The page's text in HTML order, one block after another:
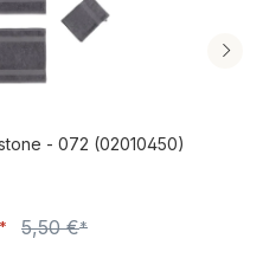
- 072 (02010450)
* Regulärer Preis:
5,50 €*